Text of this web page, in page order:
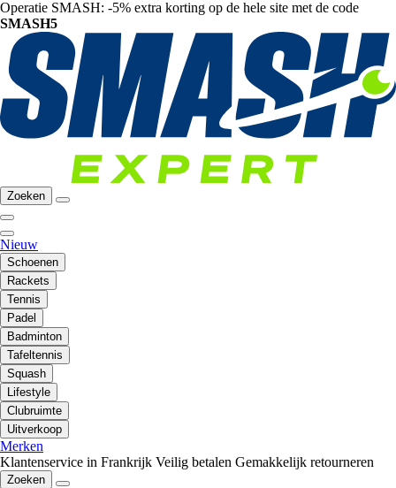
Operatie SMASH: -5% extra korting op de hele site met de code
SMASH5
Zoeken
Nieuw
Schoenen
Rackets
Tennis
Padel
Badminton
Tafeltennis
Squash
Lifestyle
Clubruimte
Uitverkoop
Merken
Klantenservice in Frankrijk Veilig betalen Gemakkelijk retourneren
Zoeken